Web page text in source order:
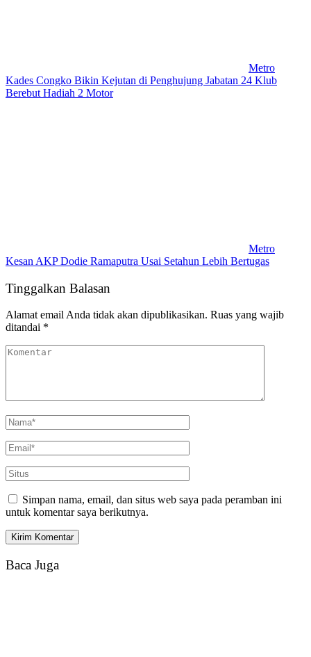
Metro
Kades Congko Bikin Kejutan di Penghujung Jabatan 24 Klub
Berebut Hadiah 2 Motor
Metro
Kesan AKP Dodie Ramaputra Usai Setahun Lebih Bertugas
Tinggalkan Balasan
Alamat email Anda tidak akan dipublikasikan. Ruas yang wajib
ditandai *
Simpan nama, email, dan situs web saya pada peramban ini
untuk komentar saya berikutnya.
Baca Juga